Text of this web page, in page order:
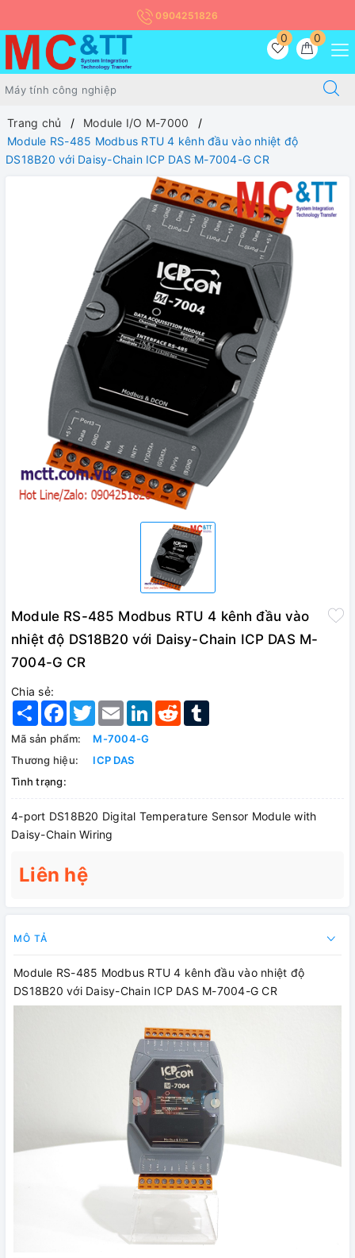
0904251826
0
0
Trang chủ
Module I/O M-7000
Module RS-485 Modbus RTU 4 kênh đầu vào nhiệt độ
DS18B20 với Daisy-Chain ICP DAS M-7004-G CR
Module RS-485 Modbus RTU 4 kênh đầu vào
nhiệt độ DS18B20 với Daisy-Chain ICP DAS M-
7004-G CR
Chia sẻ:
Share Facebook
TwitterEmail LinkedInReddit
Mã sản phẩm:
M-7004-G
Thương hiệu:
ICP DAS
Tình trạng:
4-port DS18B20 Digital Temperature Sensor Module with
Daisy-Chain Wiring
Liên hệ
MÔ TẢ
Module RS-485 Modbus RTU 4 kênh đầu vào nhiệt độ
DS18B20 với Daisy-Chain ICP DAS M-7004-G CR